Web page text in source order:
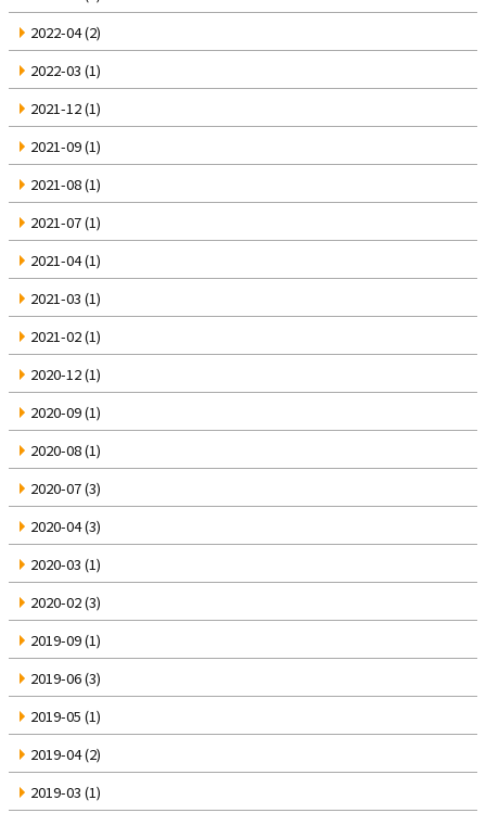
2022-04(2)
2022-03 (1)
2021-12(1)
2021-09(1)
2021-08(1)
2021-07(1)
2021-04(1)
2021-03 (1)
2021-02(1)
2020-12(1)
2020-09(1)
2020-08(1)
2020-07(3)
2020-04(3)
2020-03 (1)
2020-02(3)
2019-09(1)
2019-06(3)
2019-05 (1)
2019-04(2)
2019-03 (1)